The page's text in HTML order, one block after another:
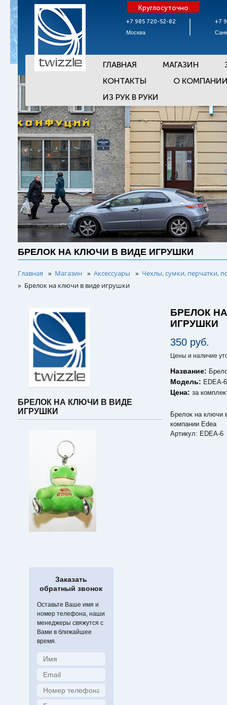
+7 985 720-52-82
Москва
Круглосуточно
+7
ГЛАВНАЯ МАГАЗИН
КОНТАКТЫ
О
ИЗ РУК В РУКИ
БРЕЛОК НА КЛЮЧИ В ВИДЕ ИГРУШКИ
Главная » Магазин » Аксессуары » Чехлы, сумки, перчатки,
» Брелок на ключи в виде игрушки
БРЕЛОК НА КЛЮЧИ В ВИДЕ
ИГРУШКИ
Заказать
обратный звонок
Оставьте Ваше имя и
номер телефона, наши
менеджеры свяжутся с
Вами в ближайшее
время.
БРЕЛОК
ИГРУШКИ
350 руб.
Цены и наличие
Название:
Модель: EDEA-6
Цена:за
Брелок на ключи
компании Edea
Артикул: EDEA-6